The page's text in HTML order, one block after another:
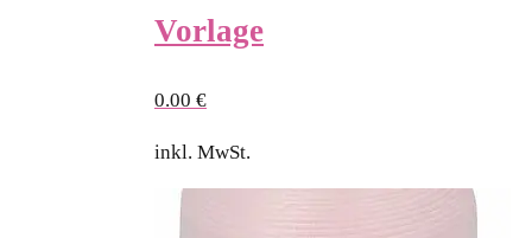
Vorlage
0.00 €
inkl. MwSt.